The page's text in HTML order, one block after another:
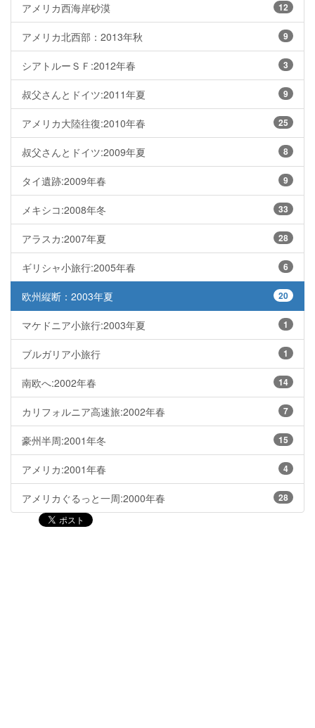
アメリカ西海岸砂漠 12
アメリカ北西部：2013年秋 9
シアトルーＳＦ:2012年春 3
叔父さんとドイツ:2011年夏 9
アメリカ大陸往復:2010年春 25
叔父さんとドイツ:2009年夏 8
タイ遺跡:2009年春 9
メキシコ:2008年冬 33
アラスカ:2007年夏 28
ギリシャ小旅行:2005年春 6
欧州縦断：2003年夏 20
マケドニア小旅行:2003年夏 1
ブルガリア小旅行 1
南欧へ:2002年春 14
カリフォルニア高速旅:2002年春 7
豪州半周:2001年冬 15
アメリカ:2001年春 4
アメリカぐるっと一周:2000年春 28